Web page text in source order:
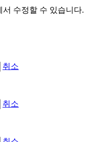
수정할 수 있습니다.
취소
취소